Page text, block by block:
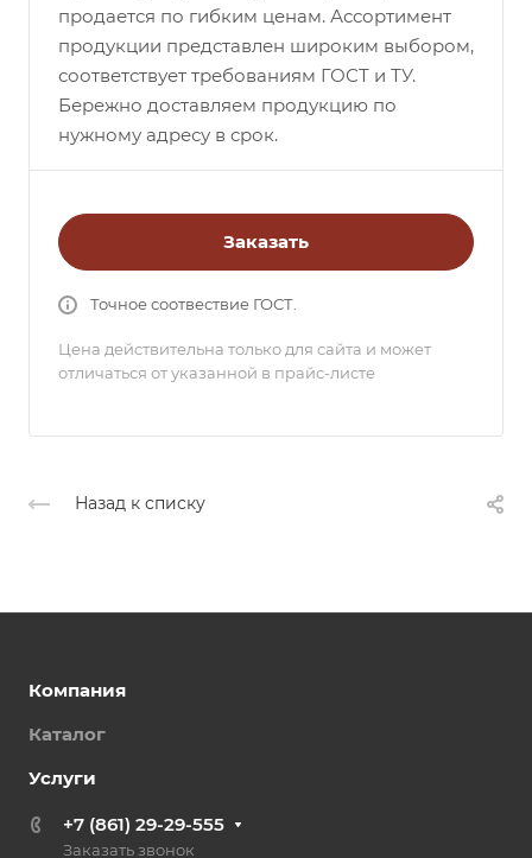
продается по гибким ценам. Ассортимент
продукции представлен широким выбором,
соответствует требованиям ГОСТ и ТУ.
Бережно доставляем продукцию по
нужному адресу в срок.
Заказать
Точное соотвествие ГОСТ.
Цена действительна только для сайта и может
отличаться от указанной в прайс-листе
Назад к списку
Компания
Каталог
Услуги
+7 (861) 29-29-555
Заказать звонок